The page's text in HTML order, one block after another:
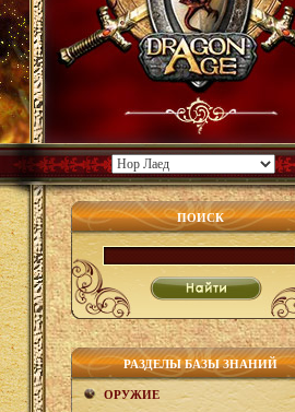
ПОИСК
РАЗДЕЛЫ БАЗЫ ЗНАНИЙ
ОРУЖИЕ